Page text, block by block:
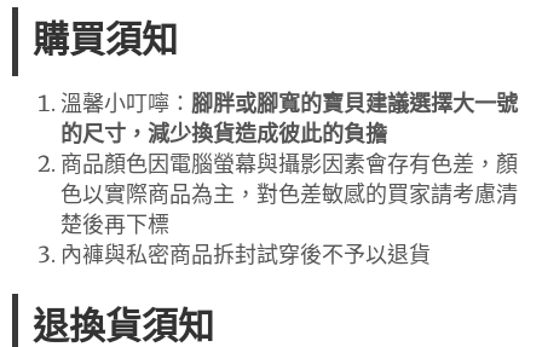
購買須知
溫馨小叮嚀： 腳胖或腳寬的寶貝建議選擇大一號
的尺寸，減少換貨造成彼此的負擔
商品顏色因電腦螢幕與攝影因素會存有色差，顏
色以實際商品為主，對色差敏感的買家請考慮清
楚後再下標
內褲與私密商品拆封試穿後不予以退貨
退換貨須知